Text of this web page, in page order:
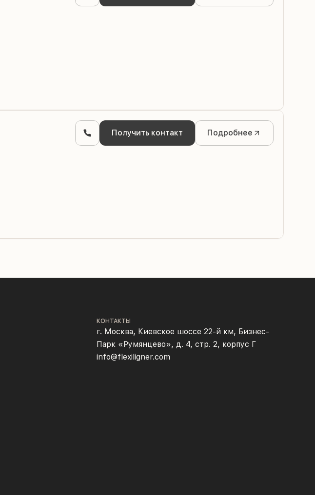
Получить контакт Подробнее
КОНТАКТЫ
г. Москва, Киевское шоссе 22-й км, Бизнес-
Парк «Румянцево», д. 4, стр. 2, корпус Г
info@flexiligner.com